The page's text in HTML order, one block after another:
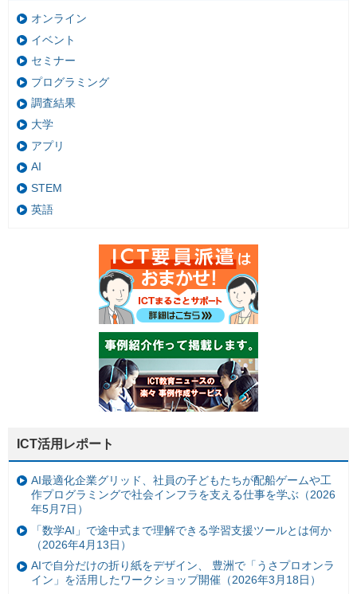
オンライン
イベント
セミナー
プログラミング
調査結果
大学
アプリ
AI
STEM
英語
ICT活用レポート
AI最適化企業グリッド、社員の子どもたちが配船ゲームや工
作プログラミングで社会インフラを支える仕事を学ぶ（2026
年5月7日）
「数学AI」で途中式まで理解できる学習支援ツールとは何か
（2026年4月13日）
AIで自分だけの折り紙をデザイン、 豊洲で「うさプロオンラ
イン」を活用したワークショップ開催（2026年3月18日）